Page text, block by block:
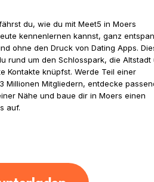
du, wie du mit Meet5 in Moers
kennenlernen kannst, ganz
ohne den Druck von Dating Apps.
rund um den Schlosspark, die Altstadt
Kontakte knüpfst. Werde Teil einer
Millionen Mitgliedern, entdecke
Nähe und baue dir in Moers einen
auf.